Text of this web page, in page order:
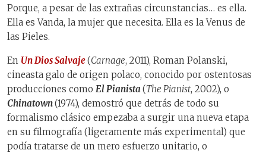
Porque, a pesar de las extrañas circunstancias… es ella.
Ella es Vanda, la mujer que necesita. Ella es la Venus de
las Pieles.
En Un Dios Salvaje(Carnage, 2011), Roman Polanski,
cineasta galo de origen polaco, conocido por ostentosas
producciones como El Pianista (The Pianist, 2002), o
Chinatown(1974), demostró que detrás de todo su
formalismo clásico empezaba a surgir una nueva etapa
en su filmografía (ligeramente más experimental) que
podía tratarse de un mero esfuerzo unitario, o